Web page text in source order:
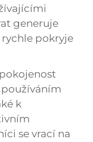
generuje
pokryje
k
se vrací na